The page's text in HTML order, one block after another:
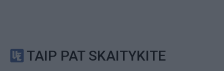
TAIP PAT SKAITYKITE